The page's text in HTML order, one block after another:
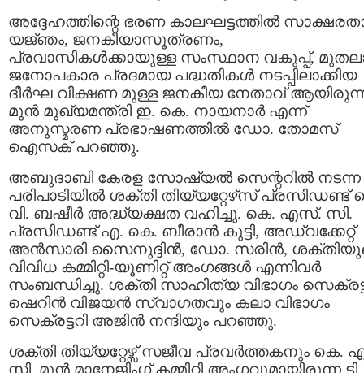
അദ്ദേഹത്തിന്റെ ഭരണ കാലഘട്ടത്തിൽ
യജ്‌ഞം, ജനകീയാസൂത്രണം,
പ്രവാസികൾക്കായുള്ള സംസ്ഥാന വകുപ്പ്,
ജനോപകാര പ്രദമായ പദ്ധതികൾ നടപ്പിലാക്കിയ
ദീർഘ വീക്ഷണ മുള്ള ജനകീയ നേതാവ്
മുൻ മുഖ്യമന്ത്രി ഇ. കെ. നായനാർ എന്ന്
അനുസ്മരണ പ്രഭാഷണത്തിൽ ഡോ. തോമസ്
ഐസക് പറഞ്ഞു.
അബുദാബി കേരള സോഷ്യൽ സെന്ററിൽ നടന്ന
പരിപാടിയിൽ ശക്തി തിയ്യറ്റേഴ്‌സ് പ്രസിഡണ്ട്
വി. ബഷീർ അദ്ധ്യക്ഷത വഹിച്ചു. കെ. എസ്. സി.
പ്രസിഡണ്ട് എ. കെ. ബീരാൻ കുട്ടി, അഡ്വക്കേറ്റ്
അൻസാരി സൈനുദ്ദിൻ, ഡോ. സരിൻ,
വിവിധ കമ്മിറ്റി-യൂണിറ്റ് അംഗങ്ങൾ എന്നിവർ
സംബന്ധിച്ചു. ശക്തി സാഹിത്യ വിഭാഗം
ഷെറിൻ വിജയൻ സ്വാഗതവും കലാ വിഭാഗം
സെക്രട്ടറി അജിൻ നന്ദിയും പറഞ്ഞു.
ശക്തി തിയ്യറ്റേഴ്സ് സജീവ പ്രവർത്തകനും കെ.
സി. മുൻ മാനേജിംഗ് കമ്മിറ്റി അംഗവുമായിരുന്ന ടി.